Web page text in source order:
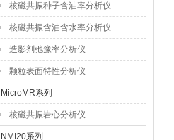
核磁共振种子含油率分析仪
核磁共振含油含水率分析仪
造影剂弛豫率分析仪
颗粒表面特性分析仪
MicroMR系列
核磁共振岩心分析仪
NMI20系列